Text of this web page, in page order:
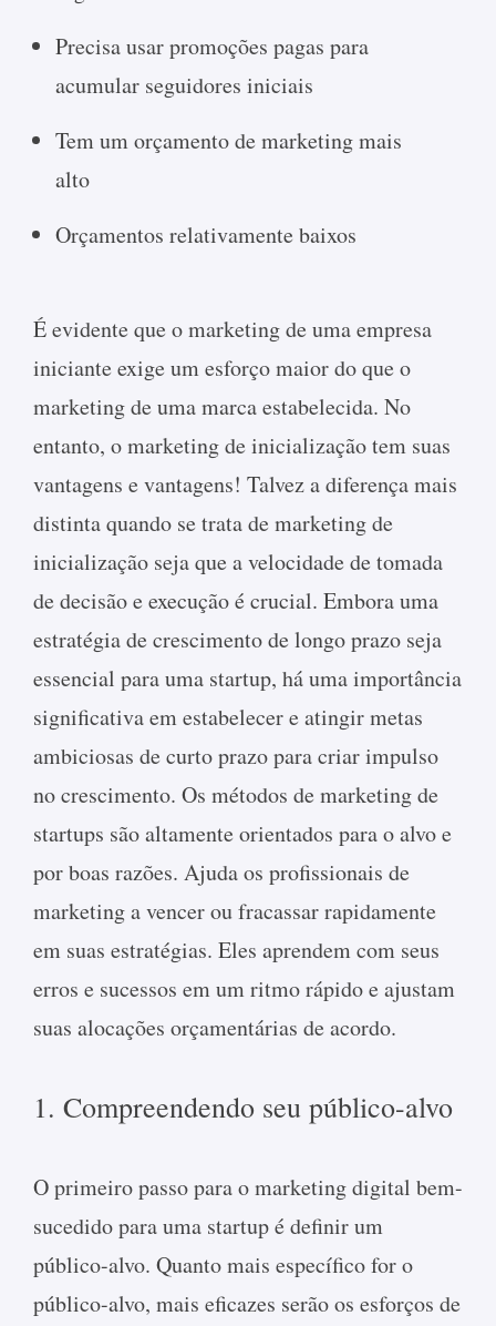
Precisa usar promoções pagas para
acumular seguidores iniciais
Tem um orçamento de marketing mais
alto
Orçamentos relativamente baixos
É evidente que o marketing de uma empresa
iniciante exige um esforço maior do que o
marketing de uma marca estabelecida. No
entanto, o marketing de inicialização tem suas
vantagens e vantagens! Talvez a diferença mais
distinta quando se trata de marketing de
inicialização seja que a velocidade de tomada
de decisão e execução é crucial. Embora uma
estratégia de crescimento de longo prazo seja
essencial para uma startup, há uma importância
significativa em estabelecer e atingir metas
ambiciosas de curto prazo para criar impulso
no crescimento. Os métodos de marketing de
startups são altamente orientados para o alvo e
por boas razões. Ajuda os profissionais de
marketing a vencer ou fracassar rapidamente
em suas estratégias. Eles aprendem com seus
erros e sucessos em um ritmo rápido e ajustam
suas alocações orçamentárias de acordo.
1. Compreendendo seu público-alvo
O primeiro passo para o marketing digital bem-
sucedido para uma startup é definir um
público-alvo. Quanto mais específico for o
público-alvo, mais eficazes serão os esforços de